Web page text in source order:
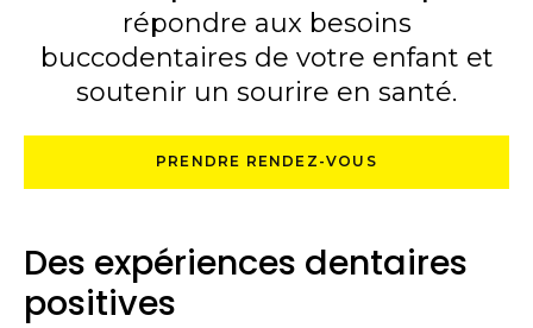
répondre aux besoins
buccodentaires de votre enfant et
soutenir un sourire en santé.
PRENDRE RENDEZ-VOUS
Des expériences dentaires
positives